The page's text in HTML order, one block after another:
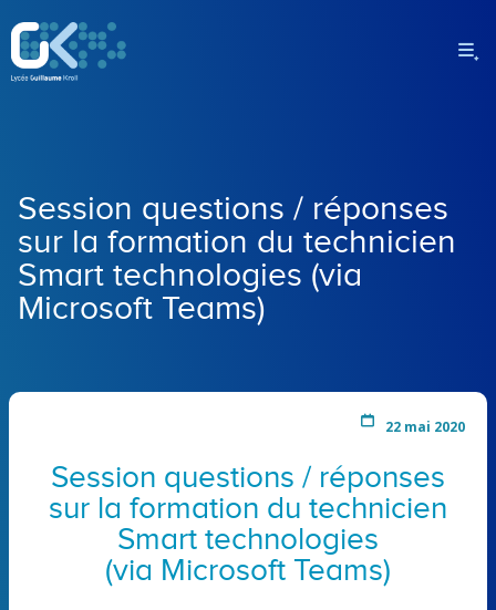
Session questions / réponses
sur la formation du technicien
Smart technologies (via
Microsoft Teams)
22 mai 2020
Session questions / réponses
sur la formation du technicien
Smart technologies
(via Microsoft Teams)